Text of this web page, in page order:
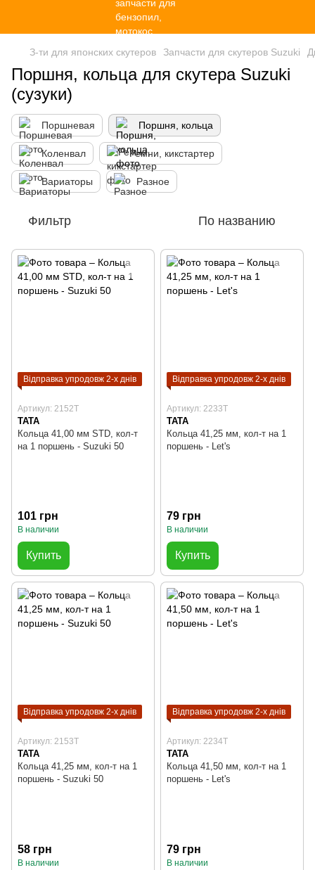
З-ти для японских скутеров Запчасти для скутеров Suzuki
Поршня, кольца для скутера Suzuki
(сузуки)
Поршневая Поршня, кольца
Коленвал Ремни, кикстартер
Вариаторы Разное
Фильтр По названию
Відправка упродовж 2-х днів
Артикул: 2152T
TATA
Кольца 41,00 мм STD, кол-т
на 1 поршень - Suzuki 50
101 грн
В наличии
Купить
Відправка упродовж 2-х днів
Артикул: 2233T
TATA
Кольца 41,25 мм, кол-т на 1
поршень - Let's
79 грн
В наличии
Купить
Відправка упродовж 2-х днів
Артикул: 2153T
TATA
Кольца 41,25 мм, кол-т на 1
поршень - Suzuki 50
58 грн
В наличии
Відправка упродовж 2-х днів
Артикул: 2234T
TATA
Кольца 41,50 мм, кол-т на 1
поршень - Let's
79 грн
В наличии